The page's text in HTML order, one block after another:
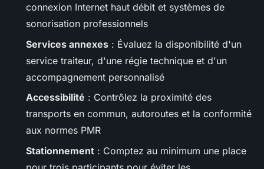
connexion Internet haut débit et systèmes de
sonorisation professionnels
Services annexes : Évaluez la disponibilité d'un
service traiteur, d'une régie technique et d'un
accompagnement personnalisé
Accessibilité : Contrôlez la proximité des
transports en commun, autoroutes et la conformité
aux normes PMR
Stationnement : Comptez au minimum une place